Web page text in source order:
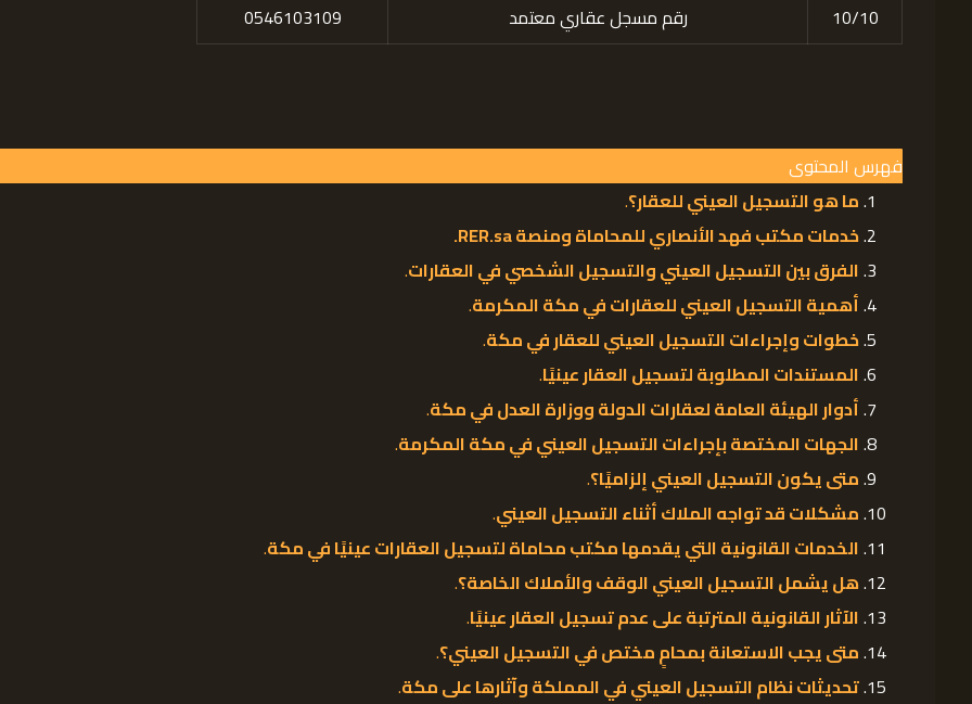
10/10
رقم مسجل عقاري معتمد 0546103109
فهرس المحتوى
ما هو التسجيل العيني للعقار؟.
خدمات مكتب فهد الأنصاري للمحاماة ومنصة RER.sa.
الفرق بين التسجيل العيني والتسجيل الشخصي في العقارات.
أهمية التسجيل العيني للعقارات في مكة المكرمة.
خطوات وإجراءات التسجيل العيني للعقار في مكة.
المستندات المطلوبة لتسجيل العقار عينيًا.
أدوار الهيئة العامة لعقارات الدولة ووزارة العدل في مكة.
الجهات المختصة بإجراءات التسجيل العيني في مكة المكرمة.
متى يكون التسجيل العيني إلزاميًا؟.
مشكلات قد تواجه الملاك أثناء التسجيل العيني.
الخدمات القانونية التي يقدمها مكتب محاماة لتسجيل العقارات عينيًا في مكة.
هل يشمل التسجيل العيني الوقف والأملاك الخاصة؟.
الآثار القانونية المترتبة على عدم تسجيل العقار عينيًا.
متى يجب الاستعانة بمحامٍ مختص في التسجيل العيني؟.
تحديثات نظام التسجيل العيني في المملكة وآثارها على مكة.